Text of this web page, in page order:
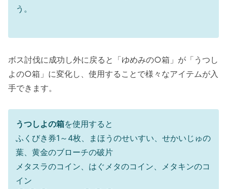
う。
ボス討伐に成功し外に戻ると「ゆめみの○箱」が「うつし
よの○箱」に変化し、使用することで様々なアイテムが入
手できます。
うつしよの箱を使用すると
ふくびき券1～4枚、まほうのせいすい、せかいじゅの
葉、黄金のブローチの破片
メタスラのコイン、はぐメタのコイン、メタキンのコ
イン